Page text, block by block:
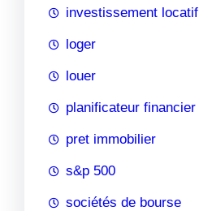
investissement locatif
loger
louer
planificateur financier
pret immobilier
s&p 500
sociétés de bourse